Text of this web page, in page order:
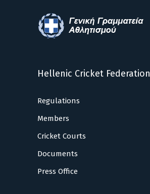
Hellenic Cricket Federation
Regulations
Members
Cricket Courts
Documents
Press Office